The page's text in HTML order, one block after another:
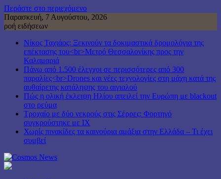
Περάστε στο περιεχόμενο
Παρασκευή, 7 Αυγούστου, 2026
ροή ειδήσεων
Νίκος Ταχιάος: Ξεκινούν τα δοκιμαστικά δρομολόγια της
επέκτασης του<br>Μετρό Θεσσαλονίκης προς την
Καλαμαριά
Πάνω από 1.500 έλεγχοι σε περισσότερες από 300
παραλίες<br>Drones και νέες τεχνολογίες στη μάχη κατά της
αυθαίρετης κατάληψης του αιγιαλού
Πώς η ολική έκλειψη Ηλίου απειλεί την Ευρώπη με blackout
στο ρεύμα
Τροχαίο με δύο νεκρούς στις Σέρρες: Φορτηγό
συγκρούστηκε με ΙΧ
Χωρίς πινακίδες τα καινούρια αμάξια στην Ελλάδα – Τι έχει
συμβεί